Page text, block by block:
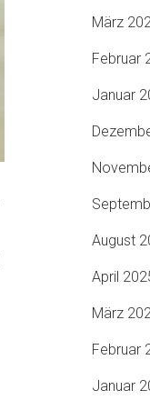
März
Februar
Januar
August
April
März
Februar
Januar